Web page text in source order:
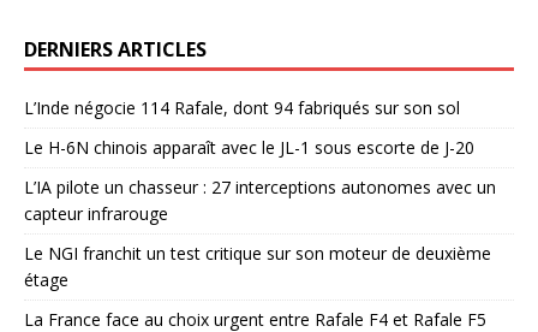
DERNIERS ARTICLES
L’Inde négocie 114 Rafale, dont 94 fabriqués sur son sol
Le H-6N chinois apparaît avec le JL-1 sous escorte de J-20
L’IA pilote un chasseur : 27 interceptions autonomes avec un
capteur infrarouge
Le NGI franchit un test critique sur son moteur de deuxième
étage
La France face au choix urgent entre Rafale F4 et Rafale F5